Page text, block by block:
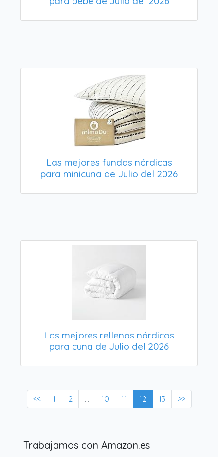
Las mejores fundas nórdicas
para minicuna de Julio del 2026
Los mejores rellenos nórdicos
para cuna de Julio del 2026
<< 1 2 ... 10 11 12 13 >>
Trabajamos con Amazon.es